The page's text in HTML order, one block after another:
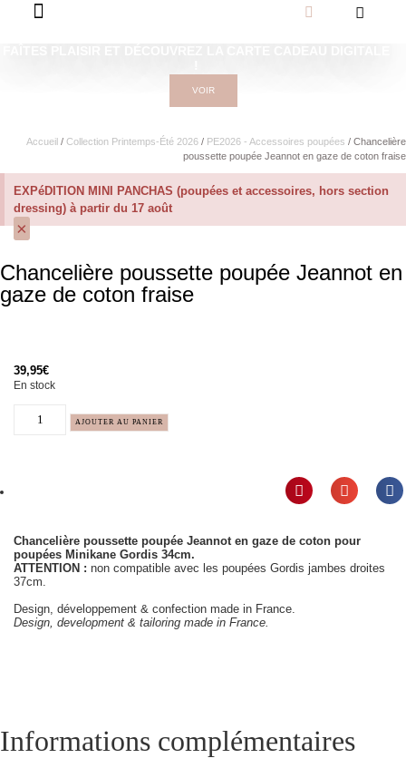
VOIR
Accueil / Collection Printemps-Été 2026 / PE2026 - Accessoires poupées / Chancelière
poussette poupée Jeannot en gaze de coton fraise
EXPéDITION MINI PANCHAS (poupées et accessoires, hors section
dressing) à partir du 17 août
×
Chancelière poussette poupée Jeannot en
gaze de coton fraise
39,95€
En stock
AJOUTER AU PANIER
Chancelière poussette poupée Jeannot en gaze de coton pour
poupées Minikane Gordis 34cm.
ATTENTION : non compatible avec les poupées Gordis jambes droites
37cm.
Design, développement & confection made in France.
Design, development & tailoring made in France.
Informations complémentaires